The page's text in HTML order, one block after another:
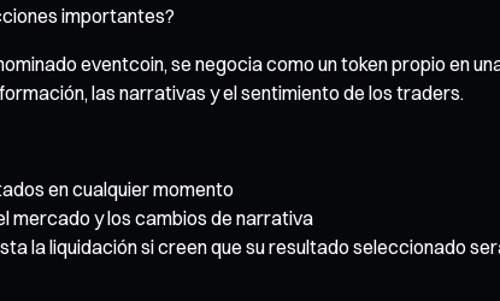
importantes?
eventcoin, se negocia como un token propio en
las narrativas y el sentimiento de los traders.
en cualquier momento
mercado y los cambios de narrativa
la liquidación si creen que su resultado seleccionado